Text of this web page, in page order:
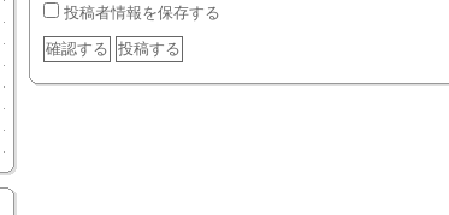
投稿者情報を保存する